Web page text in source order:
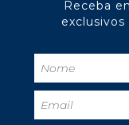
Receba
exclusivos